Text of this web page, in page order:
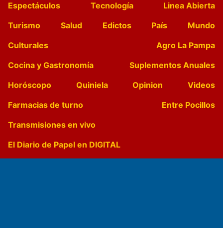
Espectáculos
Tecnología
Linea Abierta
Turismo
Salud Edictos País
Mundo
Culturales
Agro La Pampa
Cocina y Gastronomía
Suplementos Anuales
Horóscopo
Quiniela Opinion
Videos
Farmacias de turno
Entre Pocillos
Transmisiones en vivo
El Diario de Papel en DIGITAL